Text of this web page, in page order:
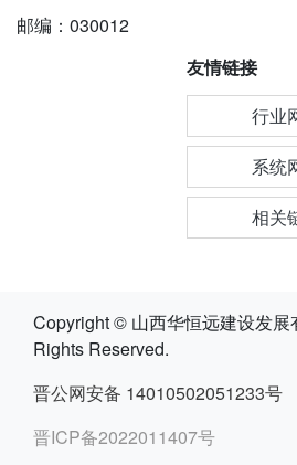
邮编：030012
友情链接
行业
系统
相关
Copyright © 山西华恒远建设发展
Rights Reserved.
晋公网安备 14010502051233号
晋ICP备2022011407号